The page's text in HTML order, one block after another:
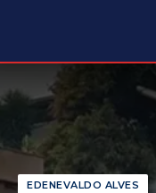
EDENEVALDO ALVES